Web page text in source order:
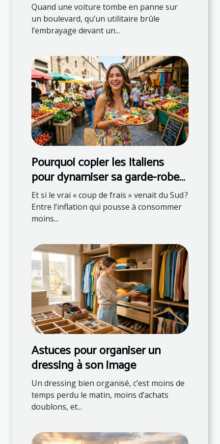
Quand une voiture tombe en panne sur
un boulevard, qu’un utilitaire brûle
l’embrayage devant un...
Pourquoi copier les Italiens
pour dynamiser sa garde-robe
et son assiette
Et si le vrai « coup de frais » venait du Sud ?
Entre l’inflation qui pousse à consommer
moins...
Astuces pour organiser un
dressing à son image
Un dressing bien organisé, c’est moins de
temps perdu le matin, moins d’achats
doublons, et...